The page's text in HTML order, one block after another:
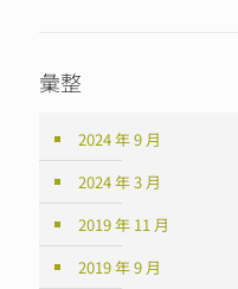
彙整
2024 年 9 月
2024 年 3 月
2019 年 11 月
2019 年 9 月